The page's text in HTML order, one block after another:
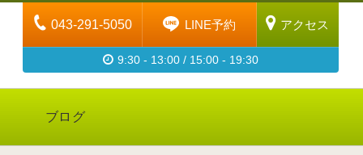
043-291-5050 LINE予約 アクセス
9:30 - 13:00 / 15:00 - 19:30
ブログ